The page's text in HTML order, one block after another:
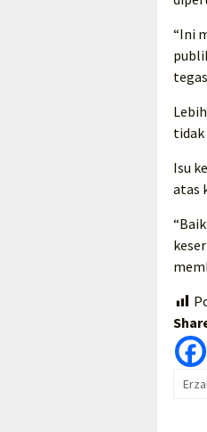
“Ini
tidak
Isu
atas